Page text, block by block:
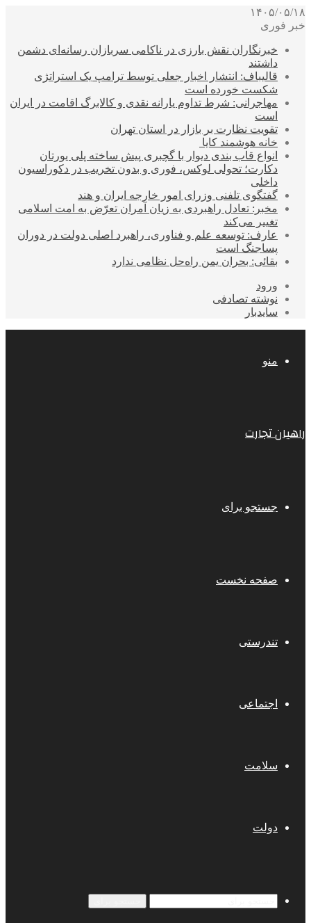
۱۴۰۵/۰۵/۱۸
خبر فوری
خبرنگاران نقش بارزی در ناکامی سربازان رسانه‌ای دشمن
داشتند
قالیباف: انتشار اخبار جعلی توسط ترامپ یک استراتژی
شکست خورده است
مهاجرانی: شرط تداوم یارانه نقدی و کالابرگ اقامت در ایران
است
تقویت نظارت بر بازار در استان تهران
خانه هوشمند کایا
انواع قاب بندی دیوار با گچبری پیش ساخته پلی یورتان
دکارت؛ تحولی لوکس، فوری و بدون تخریب در دکوراسیون
داخلی
گفتگوی تلفنی وزرای امور خارجه ایران و هند
مخبر: تعادل راهبردی به زیان آمران تعرّض به امت اسلامی
تغییر می‌کند
عارف: توسعه علم و فناوری، راهبرد اصلی دولت در دوران
پساجنگ است
بقائی: بحران یمن راه‌حل نظامی ندارد
ورود
نوشته تصادفی
سایدبار
منو
راهیان تجارت
جستجو برای
صفحه نخست
تندرستی
اجتماعی
سلامت
دولت